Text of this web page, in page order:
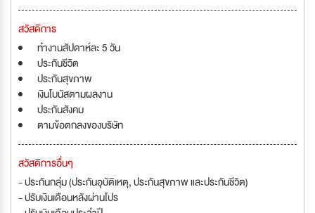
สวัสดิการ
ทำงานสัปดาห์ละ 5 วัน
ประกันชีวิต
ประกันสุขภาพ
เงินโบนัสตามผลงาน
ประกันสังคม
ตามข้อตกลงของบริษัท
สวัสดิการอื่นๆ
- ประกันกลุ่ม (ประกันอุบัติเหตุ, ประกันสุขภาพ และประกันชีวิต)
- ปรับเงินเดือนหลังผ่านโปร